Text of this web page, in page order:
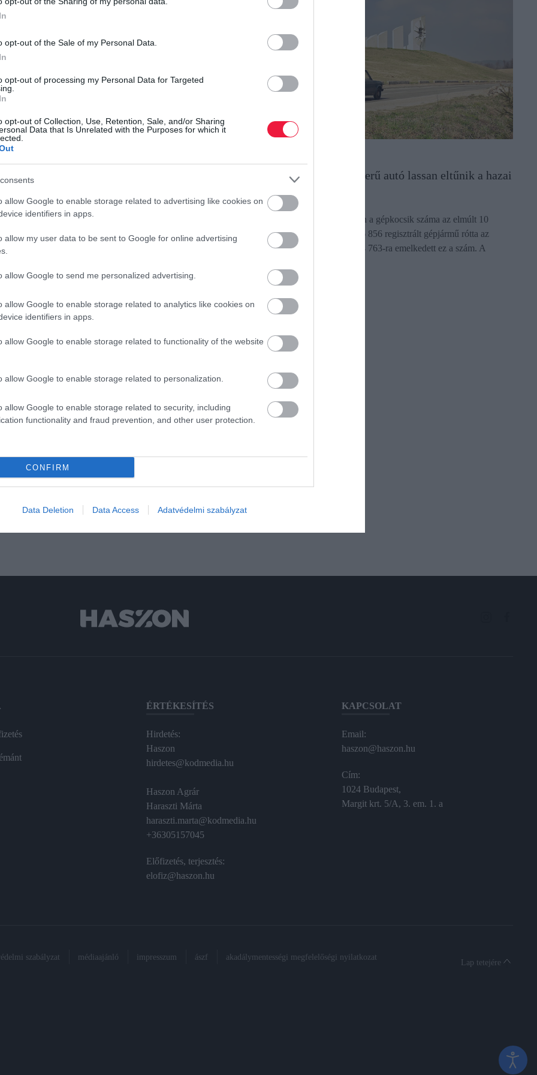
opt-out of the Sale of my Personal Data.
opt-out of processing my Personal Data for Targeted
opt-out of Collection, Use, Retention, Sale, and/or Sharing
Data that Is Unrelated with the Purposes for which it
allow Google to enable storage related to advertising like cookies on
identifiers in apps.
allow my user data to be sent to Google for online advertising
allow Google to send me personalized advertising.
allow Google to enable storage related to analytics like cookies on
identifiers in apps.
allow Google to enable storage related to functionality of the website
allow Google to enable storage related to personalization.
allow Google to enable storage related to security, including
functionality and fraud prevention, and other user protection.
CONFIRM
Data Deletion Data Access Adatvédelmi szabályzat
forrásként a Google Keresőben!
teljesítést. A szakemberek jelenleg az északi felüljáró
feladat a befejezéséhez közeledik. Ugyanakkor a tartós
délutáni órákban végeznek, szigorúan betartva a
előregyártott hídszegélyelemek, valamint a monolit
az Árpád híd felőli oldalon már az új vasbeton
hetekben kezdődik a hídfő újjáépítése és hamarosan
kialakítása. Továbbá elkezdődött az új acél
felújítása is és júniusban nagyrészt befejeződött a
ami várhatóan július első hetében fejeződik be. Ezt
az arra kerülő aszfaltréteg kialakítása.
szerkezeteket, amelyek biztosítják a híd és a csatlakozó
javításai és a szükséges cserék is - olvasható a
Három, egykor népszerű autó lassan eltűnik a hazai
utakról
Megugrott Magyarországon a gépkocsik száma az elmúlt 10
évben: míg 2015-ben 3 196 856 regisztrált gépjármű rótta az
utakat, addig 2025-re 4 374 763-ra emelkedett ez a szám. A
rectangle
ÉRTÉKESÍTÉS
Hirdetés:
Haszon
hirdetes@kodmedia.hu
Haszon Agrár
Haraszti Márta
haraszti.marta@kodmedia.hu
+36305157045
Előfizetés, terjesztés:
elofiz@haszon.hu
KAPCSOLAT
Email:
haszon@haszon.hu
Cím:
1024 Budapest,
Margit krt. 5/A, 3. em. 1. a
szabályzat médiaajánló impresszum ászf akadálymentességi megfelelőségi nyilatkozat
Lap tetejére